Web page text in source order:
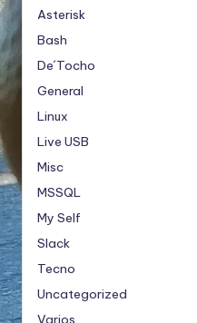
Asterisk
Bash
De´Tocho
General
Linux
Live USB
Misc
MSSQL
My Self
Slack
Tecno
Uncategorized
Varios